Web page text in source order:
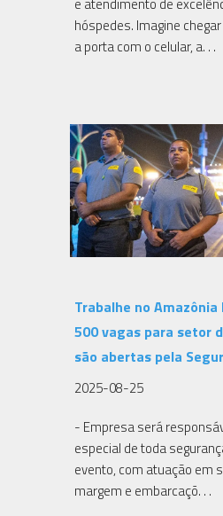
hóspedes. Imagine
a porta com o celular, a. . .
Trabalhe no Amazônia
500 vagas para setor
são abertas pela
2025-08-25
- Empresa será
especial de toda
evento, com atuação em
margem e embarcaçõ. . .